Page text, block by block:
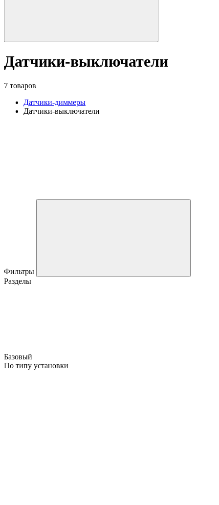
Датчики-выключатели
7 товаров
Датчики-диммеры
Датчики-выключатели
Фильтры
Разделы
Базовый
По типу установки